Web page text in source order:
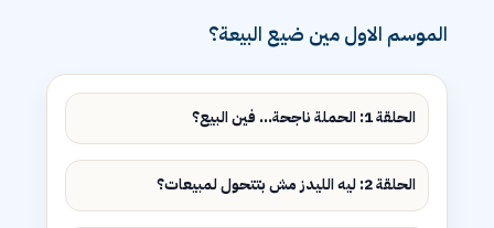
الموسم الاول مين ضيع البيعة؟
الحلقة 1: الحملة ناجحة... فين البيع؟
الحلقة 2: ليه الليدز مش بتتحول لمبيعات؟